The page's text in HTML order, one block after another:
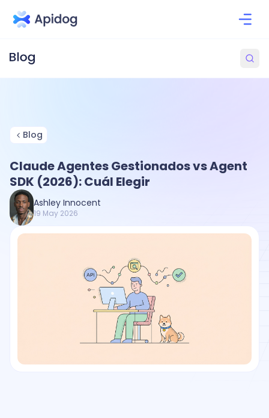
Blog
Claude Agentes Gestionados vs Agent
SDK (2026): Cuál Elegir
Ashley Innocent
19 May 2026